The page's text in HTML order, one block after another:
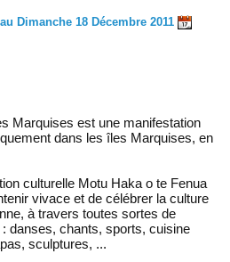
Dimanche 18 Décembre 2011
Marquises est une manifestation
dans les îles Marquises, en
culturelle Motu Haka o te Fenua
vivace et de célébrer la culture
à travers toutes sortes de
danses, chants, sports, cuisine
sculptures, ...